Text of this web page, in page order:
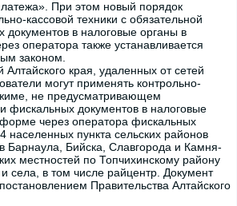
При этом новый порядок
кассовой техники с обязательной
документов в налоговые органы в
оператора также устанавливается
законом.
Алтайского края, удаленных от сетей
могут применять контрольно-
не предусматривающем
фискальных документов в налоговые
через оператора фискальных
населенных пункта сельских районов
Барнаула, Бийска, Славгорода и Камня-
местностей по Топчихинскому району
села, в том числе райцентр. Документ
Правительства Алтайского